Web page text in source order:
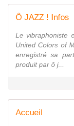
Ô JAZZ ! Infos
Le vibraphoniste
United Colors of
enregistré sa
produit par ô j...
Accueil